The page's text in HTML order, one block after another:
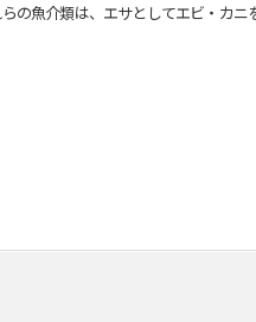
魚介類は、エサとしてエビ・カニ